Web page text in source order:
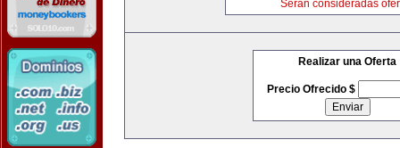
Serán consideradas
Realizar una Oferta
Precio Ofrecido $